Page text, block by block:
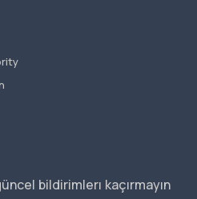
bildirimlerı kaçırmayın